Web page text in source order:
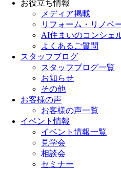
お役立ち情報
メディア掲載
リフォーム・リノベ
AI住まいのコンシェ
よくあるご質問
スタッフブログ
スタッフブログ一覧
お知らせ
その他
お客様の声
お客様の声一覧
イベント情報
イベント情報一覧
見学会
相談会
セミナー